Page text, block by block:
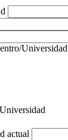
Universidad
actual